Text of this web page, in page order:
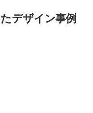
デザイン事例